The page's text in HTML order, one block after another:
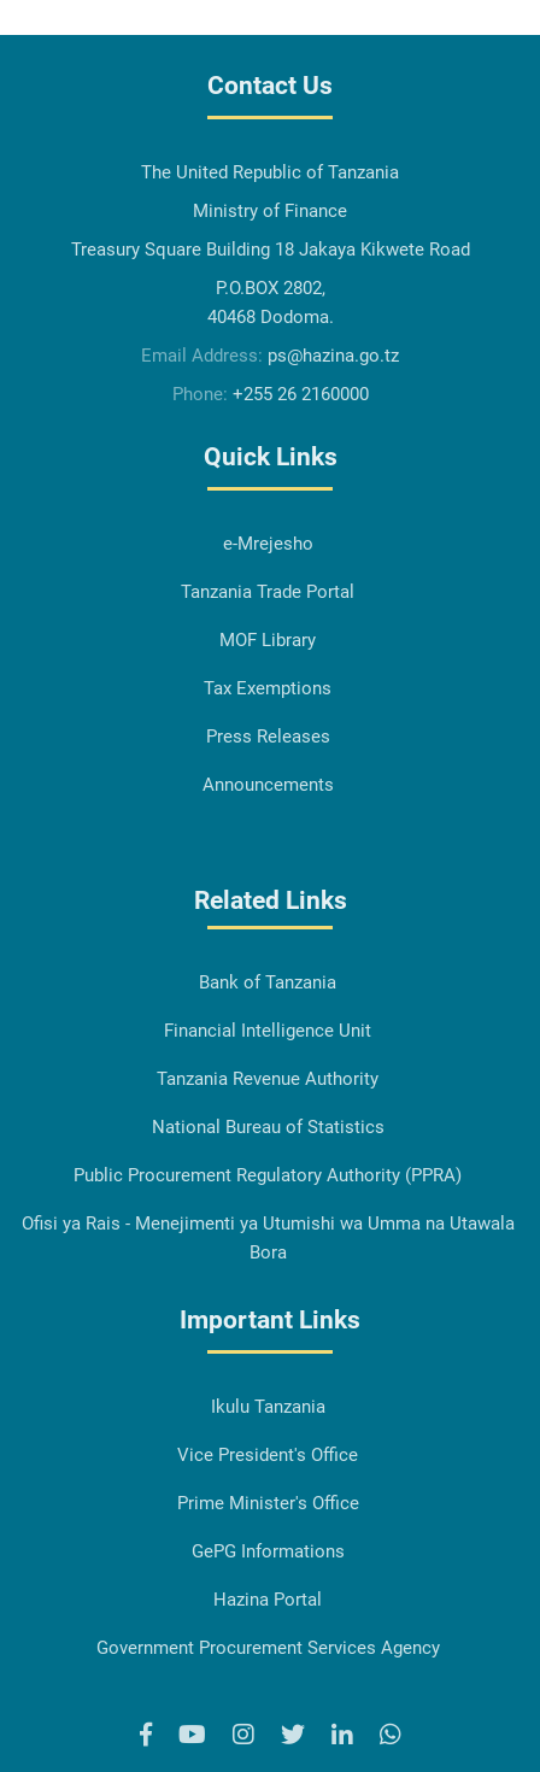
Contact Us
The United Republic of Tanzania
Ministry of Finance
Treasury Square Building 18 Jakaya Kikwete Road
P.O.BOX 2802,
40468 Dodoma.
Email Address: ps@hazina.go.tz
Phone: +255 26 2160000
Quick Links
e-Mrejesho
Tanzania Trade Portal
MOF Library
Tax Exemptions
Press Releases
Announcements
Related Links
Bank of Tanzania
Financial Intelligence Unit
Tanzania Revenue Authority
National Bureau of Statistics
Public Procurement Regulatory Authority (PPRA)
Ofisi ya Rais - Menejimenti ya Utumishi wa Umma na Utawala
Bora
Important Links
Ikulu Tanzania
Vice President's Office
Prime Minister's Office
GePG Informations
Hazina Portal
Government Procurement Services Agency